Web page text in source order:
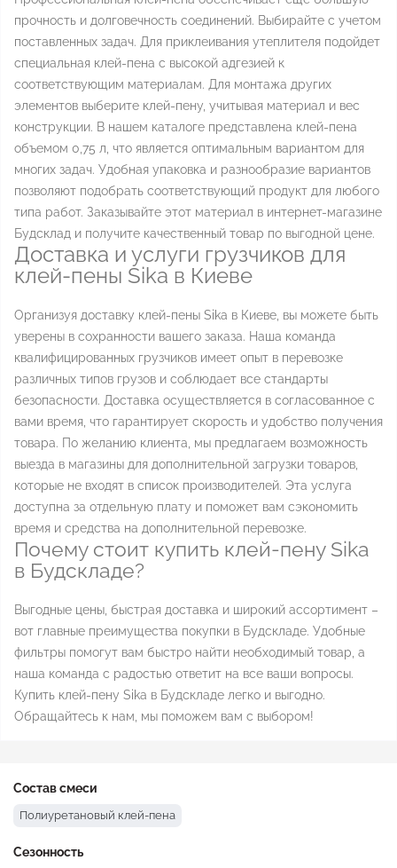
прочность и долговечность соединений. Выбирайте с учетом
поставленных задач. Для приклеивания утеплителя подойдет
специальная клей-пена с высокой адгезией к
соответствующим материалам. Для монтажа других
элементов выберите клей-пену, учитывая материал и вес
конструкции. В нашем каталоге представлена клей-пена
объемом 0,75 л, что является оптимальным вариантом для
многих задач. Удобная упаковка и разнообразие вариантов
позволяют подобрать соответствующий продукт для любого
типа работ. Заказывайте этот материал в интернет-магазине
Будсклад и получите качественный товар по выгодной цене.
Доставка и услуги грузчиков для
клей-пены Sika в Киеве
Организуя доставку клей-пены Sika в Киеве, вы можете быть
уверены в сохранности вашего заказа. Наша команда
квалифицированных грузчиков имеет опыт в перевозке
различных типов грузов и соблюдает все стандарты
безопасности. Доставка осуществляется в согласованное с
вами время, что гарантирует скорость и удобство получения
товара. По желанию клиента, мы предлагаем возможность
выезда в магазины для дополнительной загрузки товаров,
которые не входят в список производителей. Эта услуга
доступна за отдельную плату и поможет вам сэкономить
время и средства на дополнительной перевозке.
Почему стоит купить клей-пену Sika
в Будскладе?
Выгодные цены, быстрая доставка и широкий ассортимент –
вот главные преимущества покупки в Будскладе. Удобные
фильтры помогут вам быстро найти необходимый товар, а
наша команда с радостью ответит на все ваши вопросы.
Купить клей-пену Sika в Будскладе легко и выгодно.
Обращайтесь к нам, мы поможем вам с выбором!
Состав смеси
Полиуретановый клей-пена
Сезонность